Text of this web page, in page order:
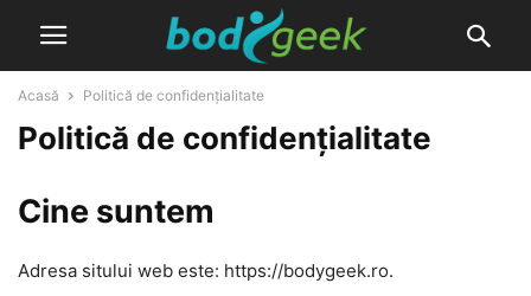
Acasă Politică de confidențialitate
Politică de confidențialitate
Cine suntem
Adresa sitului web este: https://bodygeek.ro.